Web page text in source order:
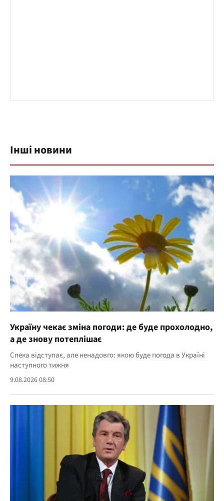
Інші новини
Україну чекає зміна погоди: де буде прохолодно,
а де знову потеплішає
Спека відступає, але ненадовго: якою буде погода в Україні
наступного тижня
9.08.2026 08:50